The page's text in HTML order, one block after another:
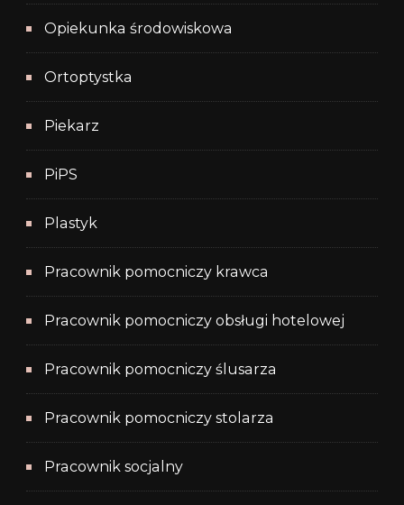
Opiekunka środowiskowa
Ortoptystka
Piekarz
PiPS
Plastyk
Pracownik pomocniczy krawca
Pracownik pomocniczy obsługi hotelowej
Pracownik pomocniczy ślusarza
Pracownik pomocniczy stolarza
Pracownik socjalny